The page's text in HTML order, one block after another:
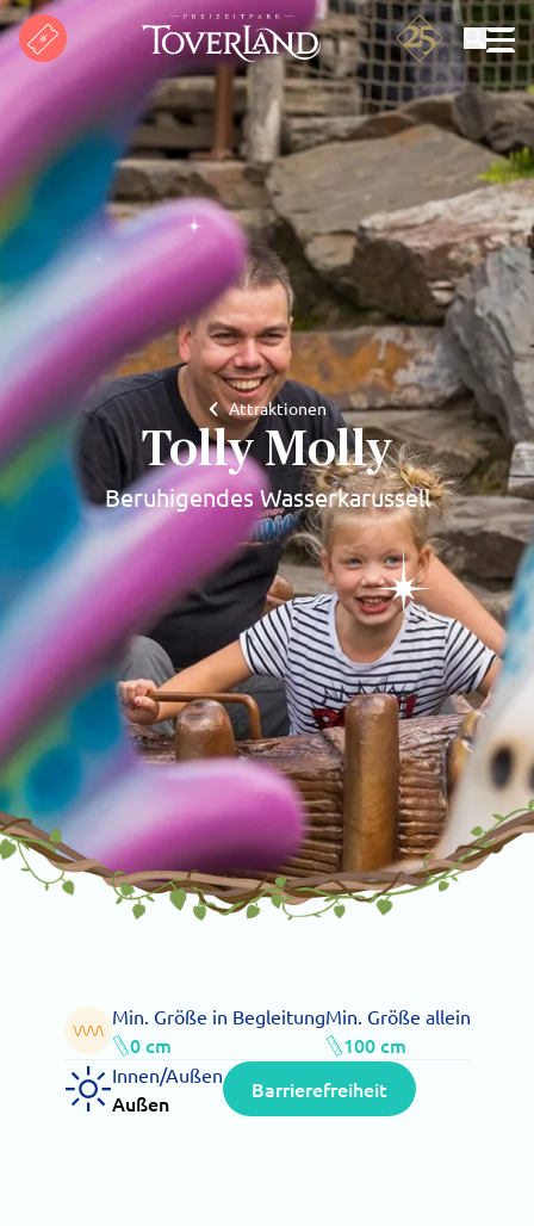
Suchen
Attraktionen
Tolly Molly
Beruhigendes Wasserkarussell
Min. Größe in Begleitung
0 cm
Min. Größe allein
100 cm
Innen/Außen
Außen
Barrierefreiheit